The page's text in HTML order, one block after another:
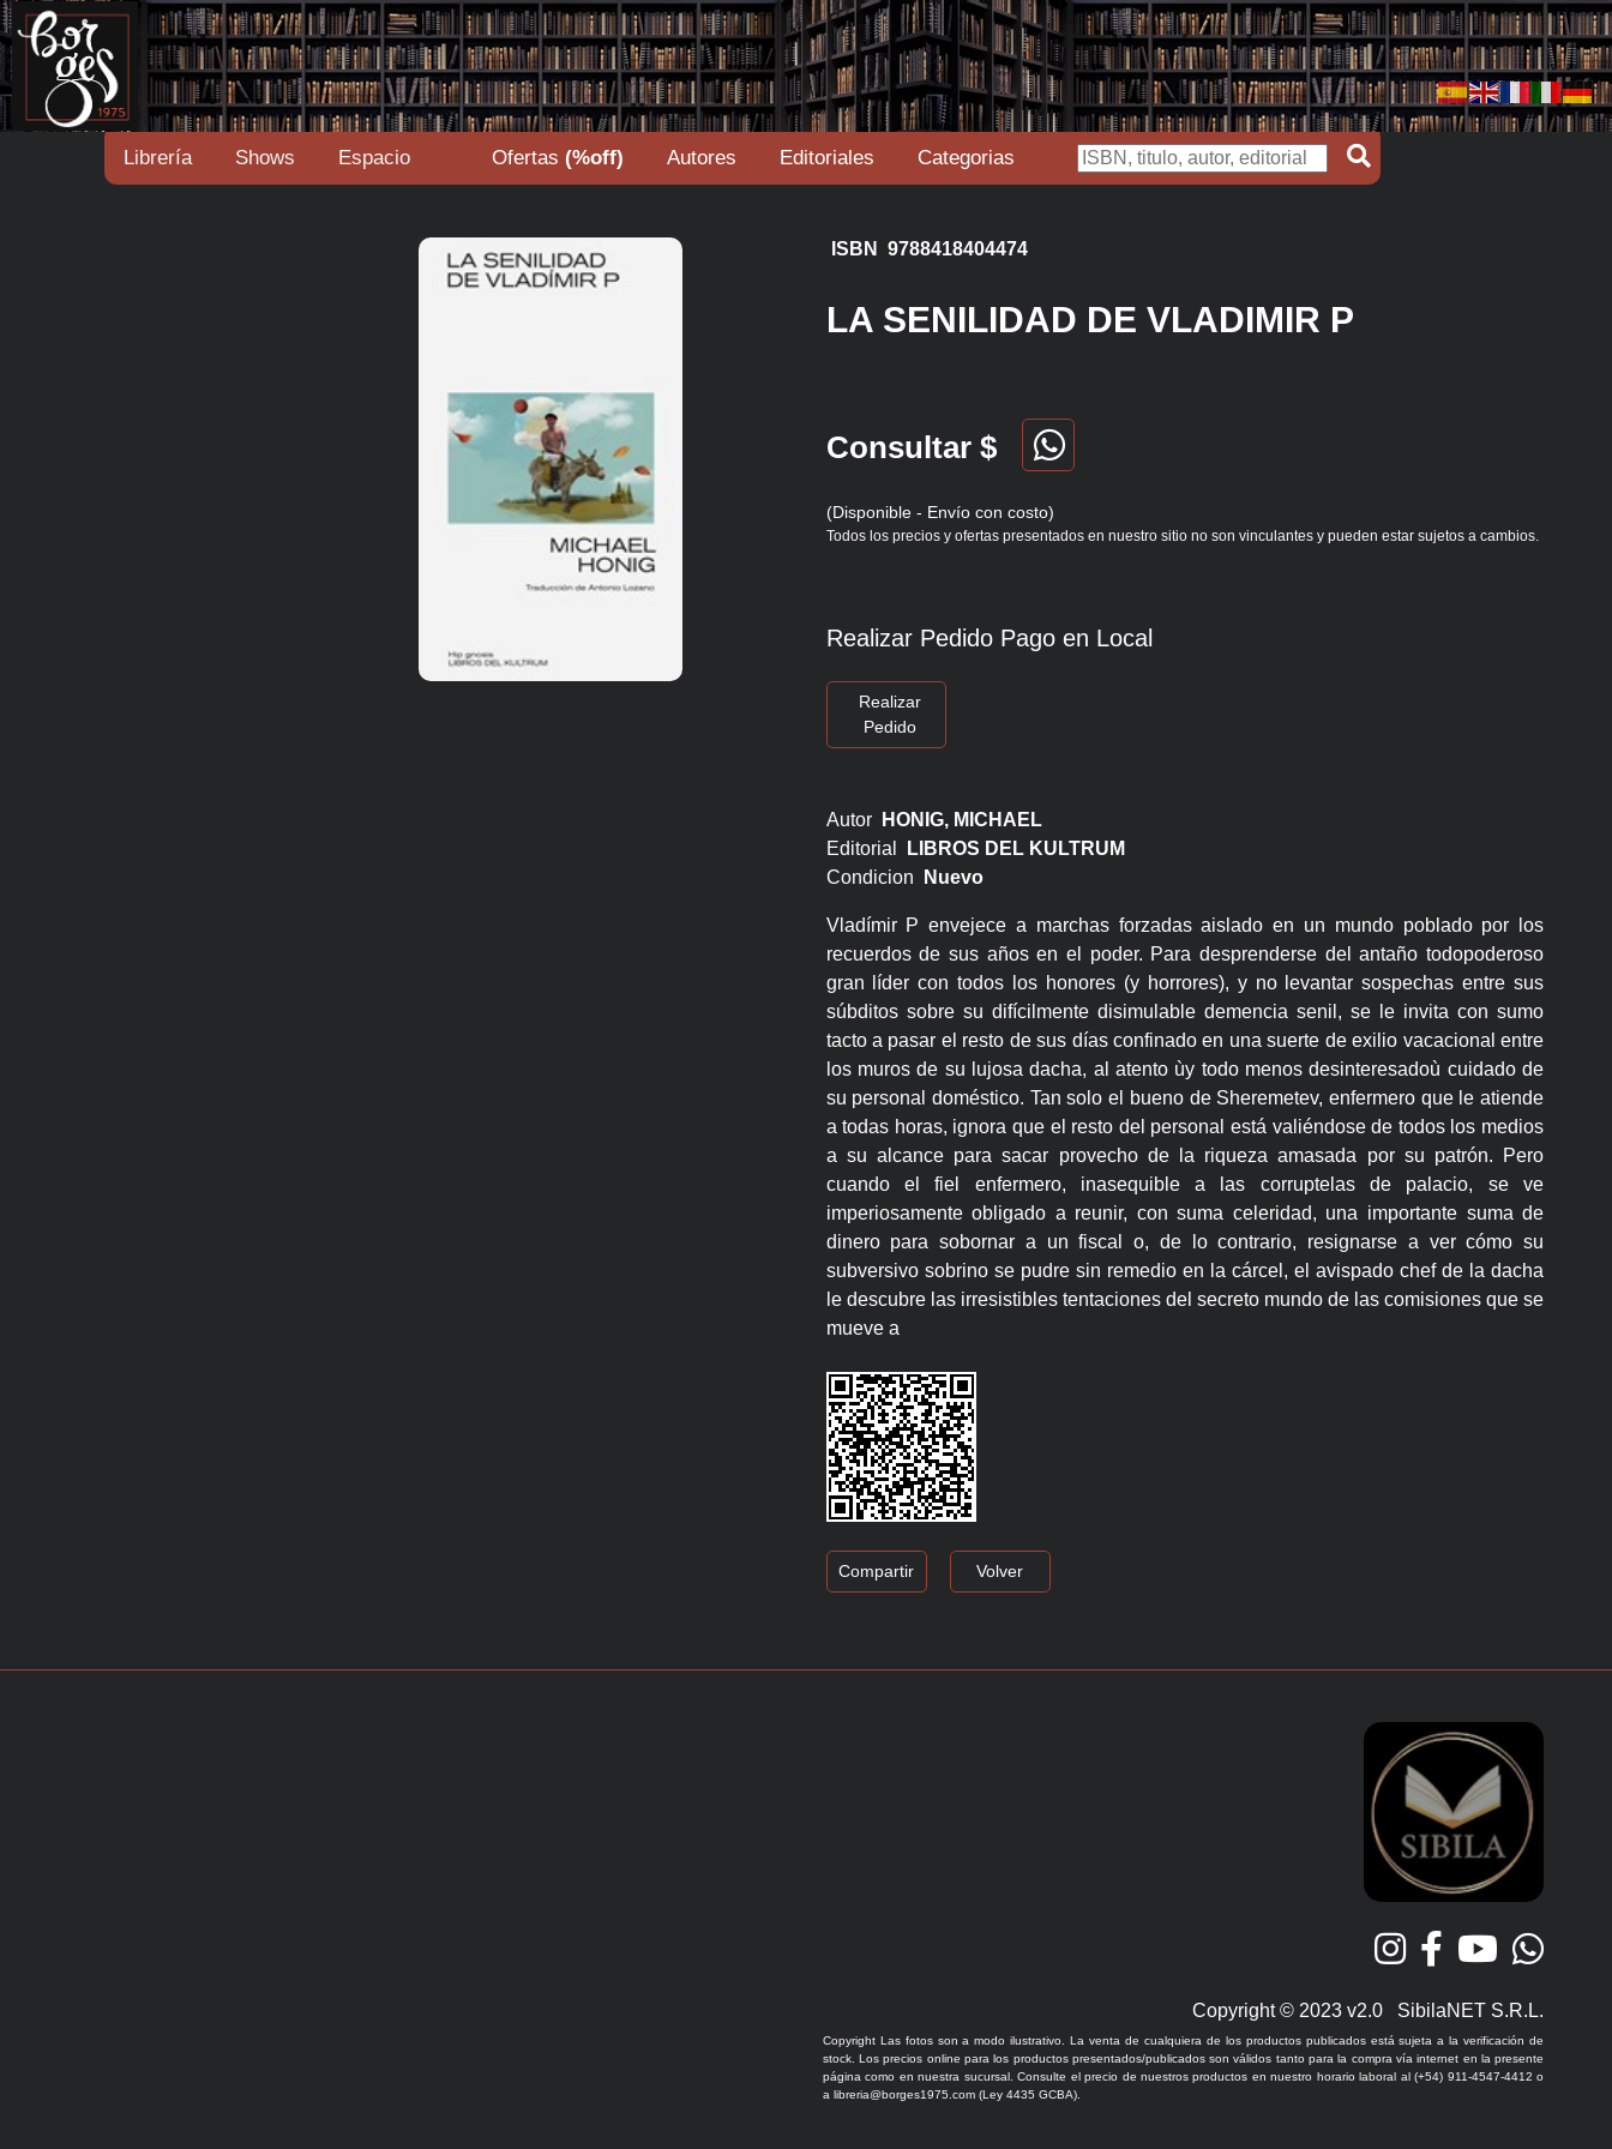
Librería Shows Espacio Ofertas (%off) Autores Editoriales Categorias
ISBN 9788418404474
LA SENILIDAD DE VLADIMIR P
Consultar $
(Disponible - Envío con costo)
Todos los precios y ofertas presentados en nuestro sitio no son vinculantes y pueden estar sujetos a cambios.
Realizar Pedido Pago en Local
Realizar
Pedido
Autor
HONIG, MICHAEL
Editorial
LIBROS DEL KULTRUM
Condicion
Nuevo
Vladímir P envejece a marchas forzadas aislado en un mundo poblado por los
recuerdos de sus años en el poder. Para desprenderse del antaño todopoderoso
gran líder con todos los honores (y horrores), y no levantar sospechas entre sus
súbditos sobre su difícilmente disimulable demencia senil, se le invita con sumo
tacto a pasar el resto de sus días confinado en una suerte de exilio vacacional entre
los muros de su lujosa dacha, al atento ùy todo menos desinteresadoù cuidado de
su personal doméstico. Tan solo el bueno de Sheremetev, enfermero que le atiende
a todas horas, ignora que el resto del personal está valiéndose de todos los medios
a su alcance para sacar provecho de la riqueza amasada por su patrón. Pero
cuando el fiel enfermero, inasequible a las corruptelas de palacio, se ve
imperiosamente obligado a reunir, con suma celeridad, una importante suma de
dinero para sobornar a un fiscal o, de lo contrario, resignarse a ver cómo su
subversivo sobrino se pudre sin remedio en la cárcel, el avispado chef de la dacha
le descubre las irresistibles tentaciones del secreto mundo de las comisiones que se
mueve a
Compartir Volver
Copyright © 2023 v2.0 SibilaNET S.R.L.
Copyright Las fotos son a modo ilustrativo. La venta de cualquiera de los productos publicados está sujeta a la verificación de
stock. Los precios online para los productos presentados/publicados son válidos tanto para la compra vía internet en la presente
página como en nuestra sucursal. Consulte el precio de nuestros productos en nuestro horario laboral al (+54) 911-4547-4412 o
a libreria@borges1975.com (Ley 4435 GCBA).